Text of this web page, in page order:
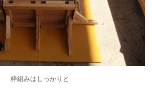
枠組みはしっかりと